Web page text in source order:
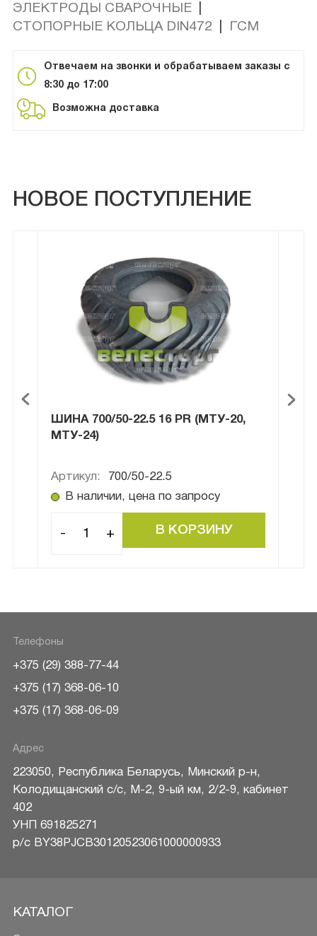
ЭЛЕКТРОДЫ СВАРОЧНЫЕ
СТОПОРНЫЕ КОЛЬЦА DIN472
ГСМ
Отвечаем на звонки и обрабатываем заказы с
8:30 до 17:00
Возможна доставка
НОВОЕ ПОСТУПЛЕНИЕ
ШИНА 700/50-22.5 16 PR (МТУ-20,
МТУ-24)
Артикул:
700/50-22.5
В наличии, цена по запросу
- +
Телефоны
+375 (29) 388-77-44
+375 (17) 368-06-10
+375 (17) 368-06-09
Адрес
223050, Республика Беларусь, Минский р-н,
Колодищанский с/с, М-2, 9-ый км, 2/2-9, кабинет
402
УНП 691825271
р/c BY38PJCB30120523061000000933
КАТАЛОГ